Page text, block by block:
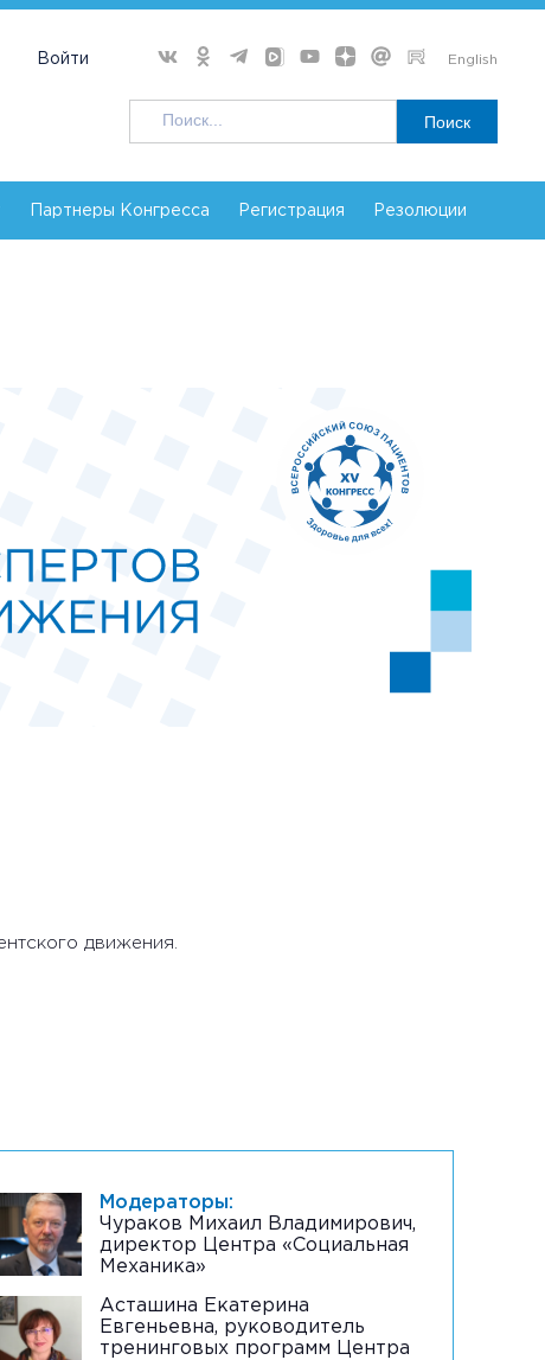
Войти English
Поиск
Партнеры Конгресса Регистрация Резолюции
движения.
Модераторы:
Чураков Михаил Владимирович,
директор Центра «Социальная
Механика»
Асташина Екатерина
Евгеньевна, руководитель
тренинговых программ Центра